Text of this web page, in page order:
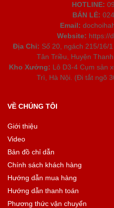
HOTLINE:
BÁN LẺ:
Email:
Website: https://
Địa Chỉ: Số 20, ngách 215/16/
Tân Triều, Huyện
Kho Xưởng: Lô D3-4 Cụm sản
Trì, Hà Nội. (Đi tắt ngõ
VỀ CHÚNG TÔI
Giới thiệu
Video
Bản đồ chỉ dẫn
Chính sách khách hàng
Hướng dẫn mua hàng
Hướng dẫn thanh toán
Phương thức vận chuyển